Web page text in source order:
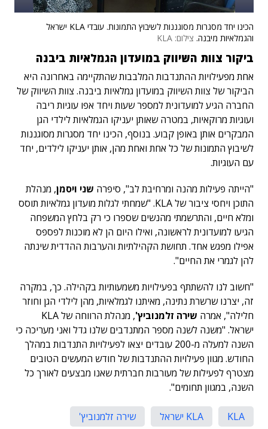
הכינו יחד מסגרות מסוגננות לשיבוץ התמונות. עובדי KLA ישראל
והגמלאיות מיבנה. צילום: KLA
ביקור צוות השיווק במועדון הגמלאיות ביבנה
אחת מפעילויות ההתנדבות המלבבות שהתקיימה באחרונה היא
הביקור של צוות השיווק במועדון גמלאיות ביבנה. צוות השיווק של
החברה הגיע למועדונית למספר שעות ויחד אפו עוגיות ריבה
ועוגיות מרוקאיות, במטרה שאותן יעניקו הגמלאיות לילדי הגן
המבקרים אותן באופן קבוע. בנוסף, הכינו יחד מסגרות מסוגננות
לשיבוץ התמונות של כל אחת ואחת מהן, אותן יעניקו לילדים, יחד
עם העוגיות.
"הייתה פעילות מהנה ומרחיבת לב", סיפרה שני ויסמן, מנהלת
התוכן ויחסי ציבור של KLA. "שמחתי לגלות מועדון גמלאיות תוסס
ומלא חיים, והתרשמתי מהנשים שספרו כי רק בלחץ המשפחה
הגיעו למועדונית לראשונה, ואילו היום הן לא מוכנות לפספס
אפילו מפגש אחד. תחושת הקהילתיות והערבות ההדדית שינתה
להן לגמרי את החיים".
"חשוב לנו להשתתף בפעילויות משמעותיות בקהילה. כך, במקרה
זה, יצרנו שרשרת נתינה, מאיתנו לגמלאיות, מהן לילדי הגן וחוזר
חלילה", אמרה שירה זלמנוביץ'
, מנהלת הרווחה של KLA
ישראל. "משנה לשנה מספר המתנדבים שלנו גדל ואני מעריכה כי
השנה למעלה מ-200 עובדים יצאו לפעילויות התנדבות במהלך
החודש. מגוון פעילויות ההתנדבות של חודש המעשים הטובים
מצטרף לפעילות של מעורבות חברתית שאנו מבצעים לאורך כל
השנה, במגוון תחומים".
KLA KLA ישראל
שירה זלמנוביץ'